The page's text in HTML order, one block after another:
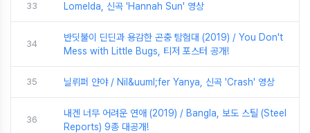
33 Lomelda, 신곡 'Hannah Sun' 영상
34
반딧불이 딘딘과 용감한 곤충 탐험대 (2019) / You Don't
Mess with Little Bugs, 티저 포스터 공개!
35 닐뤼퍼 얀야 / Nil&uuml;fer Yanya, 신곡 'Crash' 영상
36
내겐 너무 어려운 연애 (2019) / Bangla, 보도 스틸 (Steel
Reports) 9종 대공개!